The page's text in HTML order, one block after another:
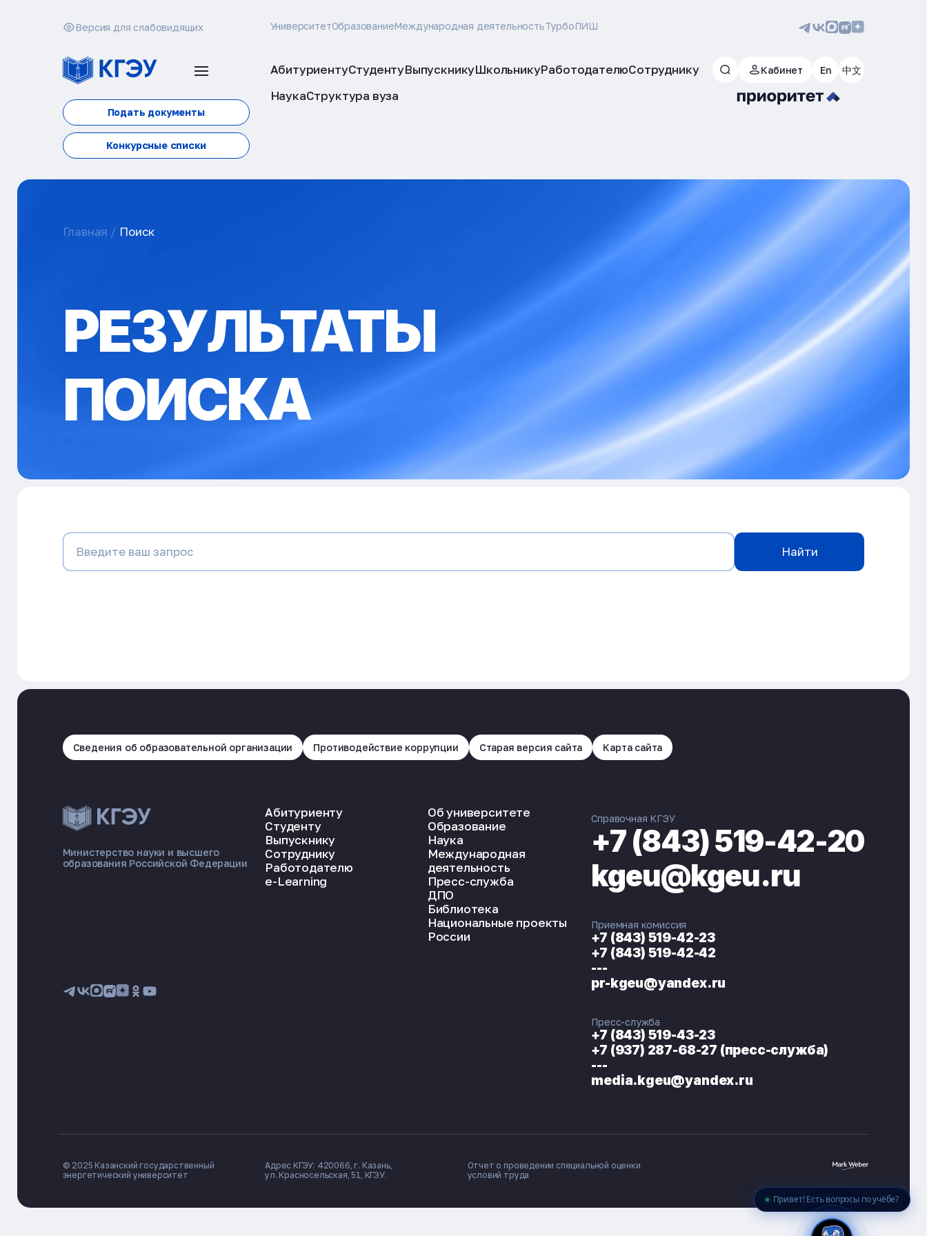
Версия для слабовидящих УниверситетОбразованиеМеждународная деятельностьТурбоПИШ
Подать документы
Конкурсные списки
АбитуриентуСтудентуВыпускникуШкольникуРаботодателюСотруднику
НаукаСтруктура вуза
Кабинет En 中文
Привет! Есть вопросы по учёбе?
ЭНЕРГОКОД — ПОМОЩНИК КГЭУ
Главная Поиск
РЕЗУЛЬТАТЫ
ПОИСКА
Найти
Сведения об образовательной организации Противодействие коррупции Старая версия сайта Карта сайта
Министерство науки и высшего
образования Российской Федерации
Абитуриенту
Студенту
Выпускнику
Сотруднику
Работодателю
e-Learning
Об университете
Образование
Наука
Международная
деятельность
Пресс-служба
ДПО
Библиотека
Национальные проекты
России
Справочная КГЭУ
+7 (843) 519-42-20
kgeu@kgeu.ru
Приемная комиссия
+7 (843) 519-42-23
+7 (843) 519-42-42
---
pr-kgeu@yandex.ru
Пресс-служба
+7 (843) 519-43-23
+7 (937) 287-68-27 (пресс-служба)
---
media.kgeu@yandex.ru
© 2025 Казанский государственный
энергетический университет
Адрес КГЭУ: 420066, г. Казань,
ул. Красносельская, 51, КГЭУ.
Отчет о проведении специальной оценки
условий труда